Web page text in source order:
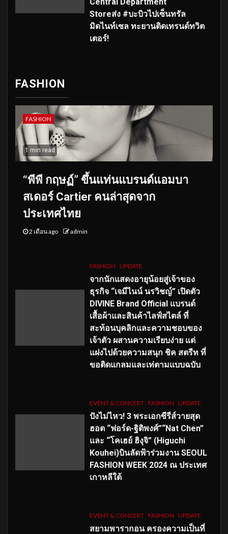
Storeส่ง #บะบิวไปเซ็นทรัล
มิดไนท์เซล ทะยานติดเทรนด์ทวิต
เตอร์!
FASHION
FASHION
1 min read
“พีพี กฤษฏ์” ขึ้นแท่นแบรนด์แอมบา
สเดอร์ Cartier คนล่าสุดจาก
ประเทศไทย
2 เดือน ago admin
FASHION UPDATE
จากนักแสดงอายุน้อยสู่เจ้าของ
ธุรกิจ “เจมีไนน์ นรวิชญ์” เปิดตัว
DIVINE Brand Official แบรนด์
เสื้อผ้าและสินค้าไลฟ์สไตล์ ที่
สะท้อนบุคลิกและความชอบของ
เจ้าตัว ผสานความเรียบง่าย แต่
แฝงไปด้วยความสนุก ชิค สตรีท ที่
ขอติดแกลมและเท่ตามแบบฉบับ
EVENT & CONCERT FASHION UPDATE
ปังไม่ไหว! 3 พระเอกซีรีส์วายสุด
ฮอต “ฟอร์ด-ฐิติพงศ์”“Nat Chen”
และ “โคเฮย์ ฮิงุจิ” (Higuchi
Kouhei)บินลัดฟ้าร่วมงาน SEOUL
FASHION WEEK 2024 ณ ประเทศ
เกาหลีใต้
EVENT & CONCERT FASHION UPDATE
สยามพารากอน ครองความเป็นที่